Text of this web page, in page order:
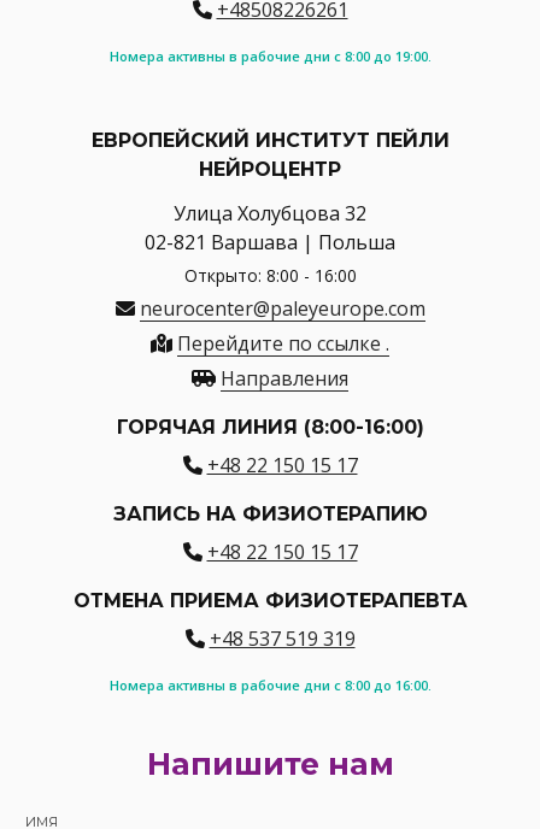
+48508226261
Номера активны в рабочие дни с 8:00 до 19:00.
ЕВРОПЕЙСКИЙ ИНСТИТУТ ПЕЙЛИ
НЕЙРОЦЕНТР
Улица Холубцова 32
02-821 Варшава | Польша
Открыто: 8:00 - 16:00
neurocenter@paleyeurope.com
Перейдите по ссылке .
Направления
ГОРЯЧАЯ ЛИНИЯ (8:00-16:00)
+48 22 150 15 17
ЗАПИСЬ НА ФИЗИОТЕРАПИЮ
+48 22 150 15 17
ОТМЕНА ПРИЕМА ФИЗИОТЕРАПЕВТА
+48 537 519 319
Номера активны в рабочие дни с 8:00 до 16:00.
Напишите нам